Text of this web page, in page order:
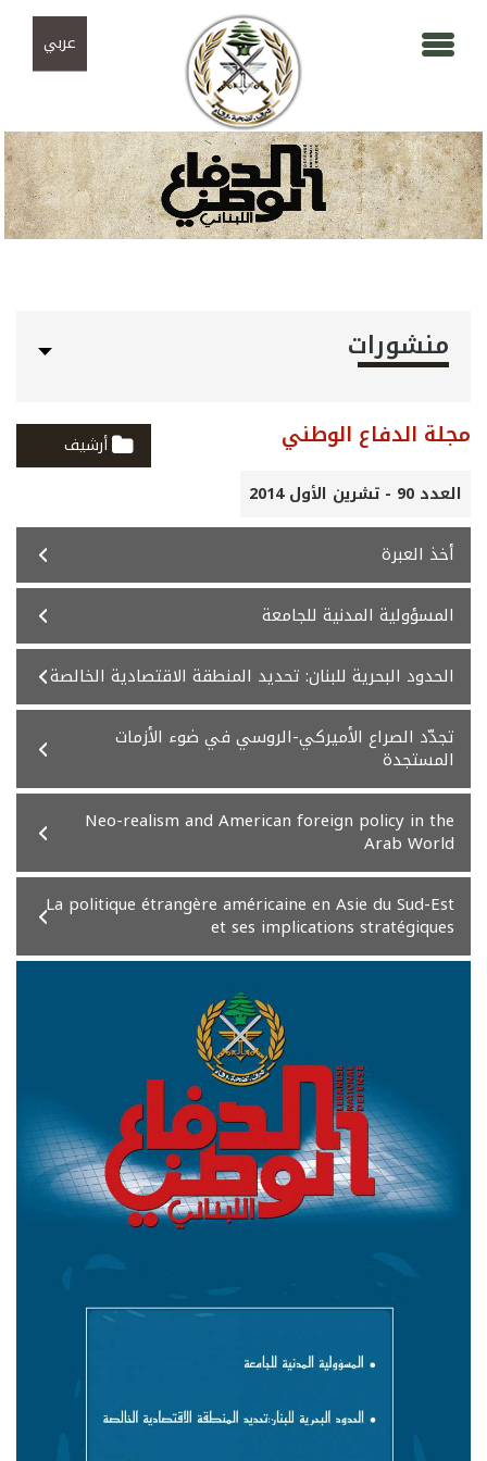
عربي
منشورات
مجلة الدفاع الوطني
أرشيف
العدد 90 - تشرين الأول 2014
أخذ العبرة
المسؤولية المدنية للجامعة
الحدود البحرية للبنان: تحديد المنطقة الاقتصادية الخالصة
تجدّد الصراع الأميركي-الروسي في ضوء الأزمات
المستجدة
Neo-realism and American foreign policy in the
Arab World
La politique étrangère américaine en Asie du Sud-Est
et ses implications stratégiques